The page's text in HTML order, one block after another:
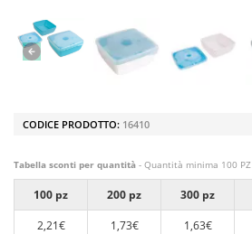
CODICE PRODOTTO: 16410
Tabella sconti per quantità - Quantità minima 100 PZ
100 pz 200 pz 300 pz
2,21€
1,73€ 1,63€